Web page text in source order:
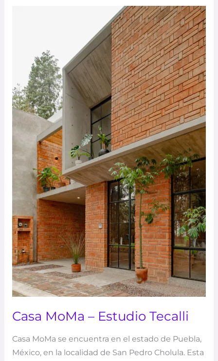
Casa MoMa – Estudio Tecalli
Casa MoMa se encuentra en el estado de Puebla,
México, en la localidad de San Pedro Cholula. Esta
Tecalli